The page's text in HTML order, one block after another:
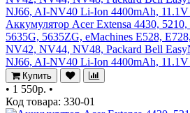
Аккумулятор Acer Extensa 4430,
5635G, 5635ZG, eMachines E528,
NV42, NV44, NV48, Packard Bell
NJ66, AI-NV40 Li-Ion 4400mAh,
Купить
• 1 550р. •
Код товара: 330-01